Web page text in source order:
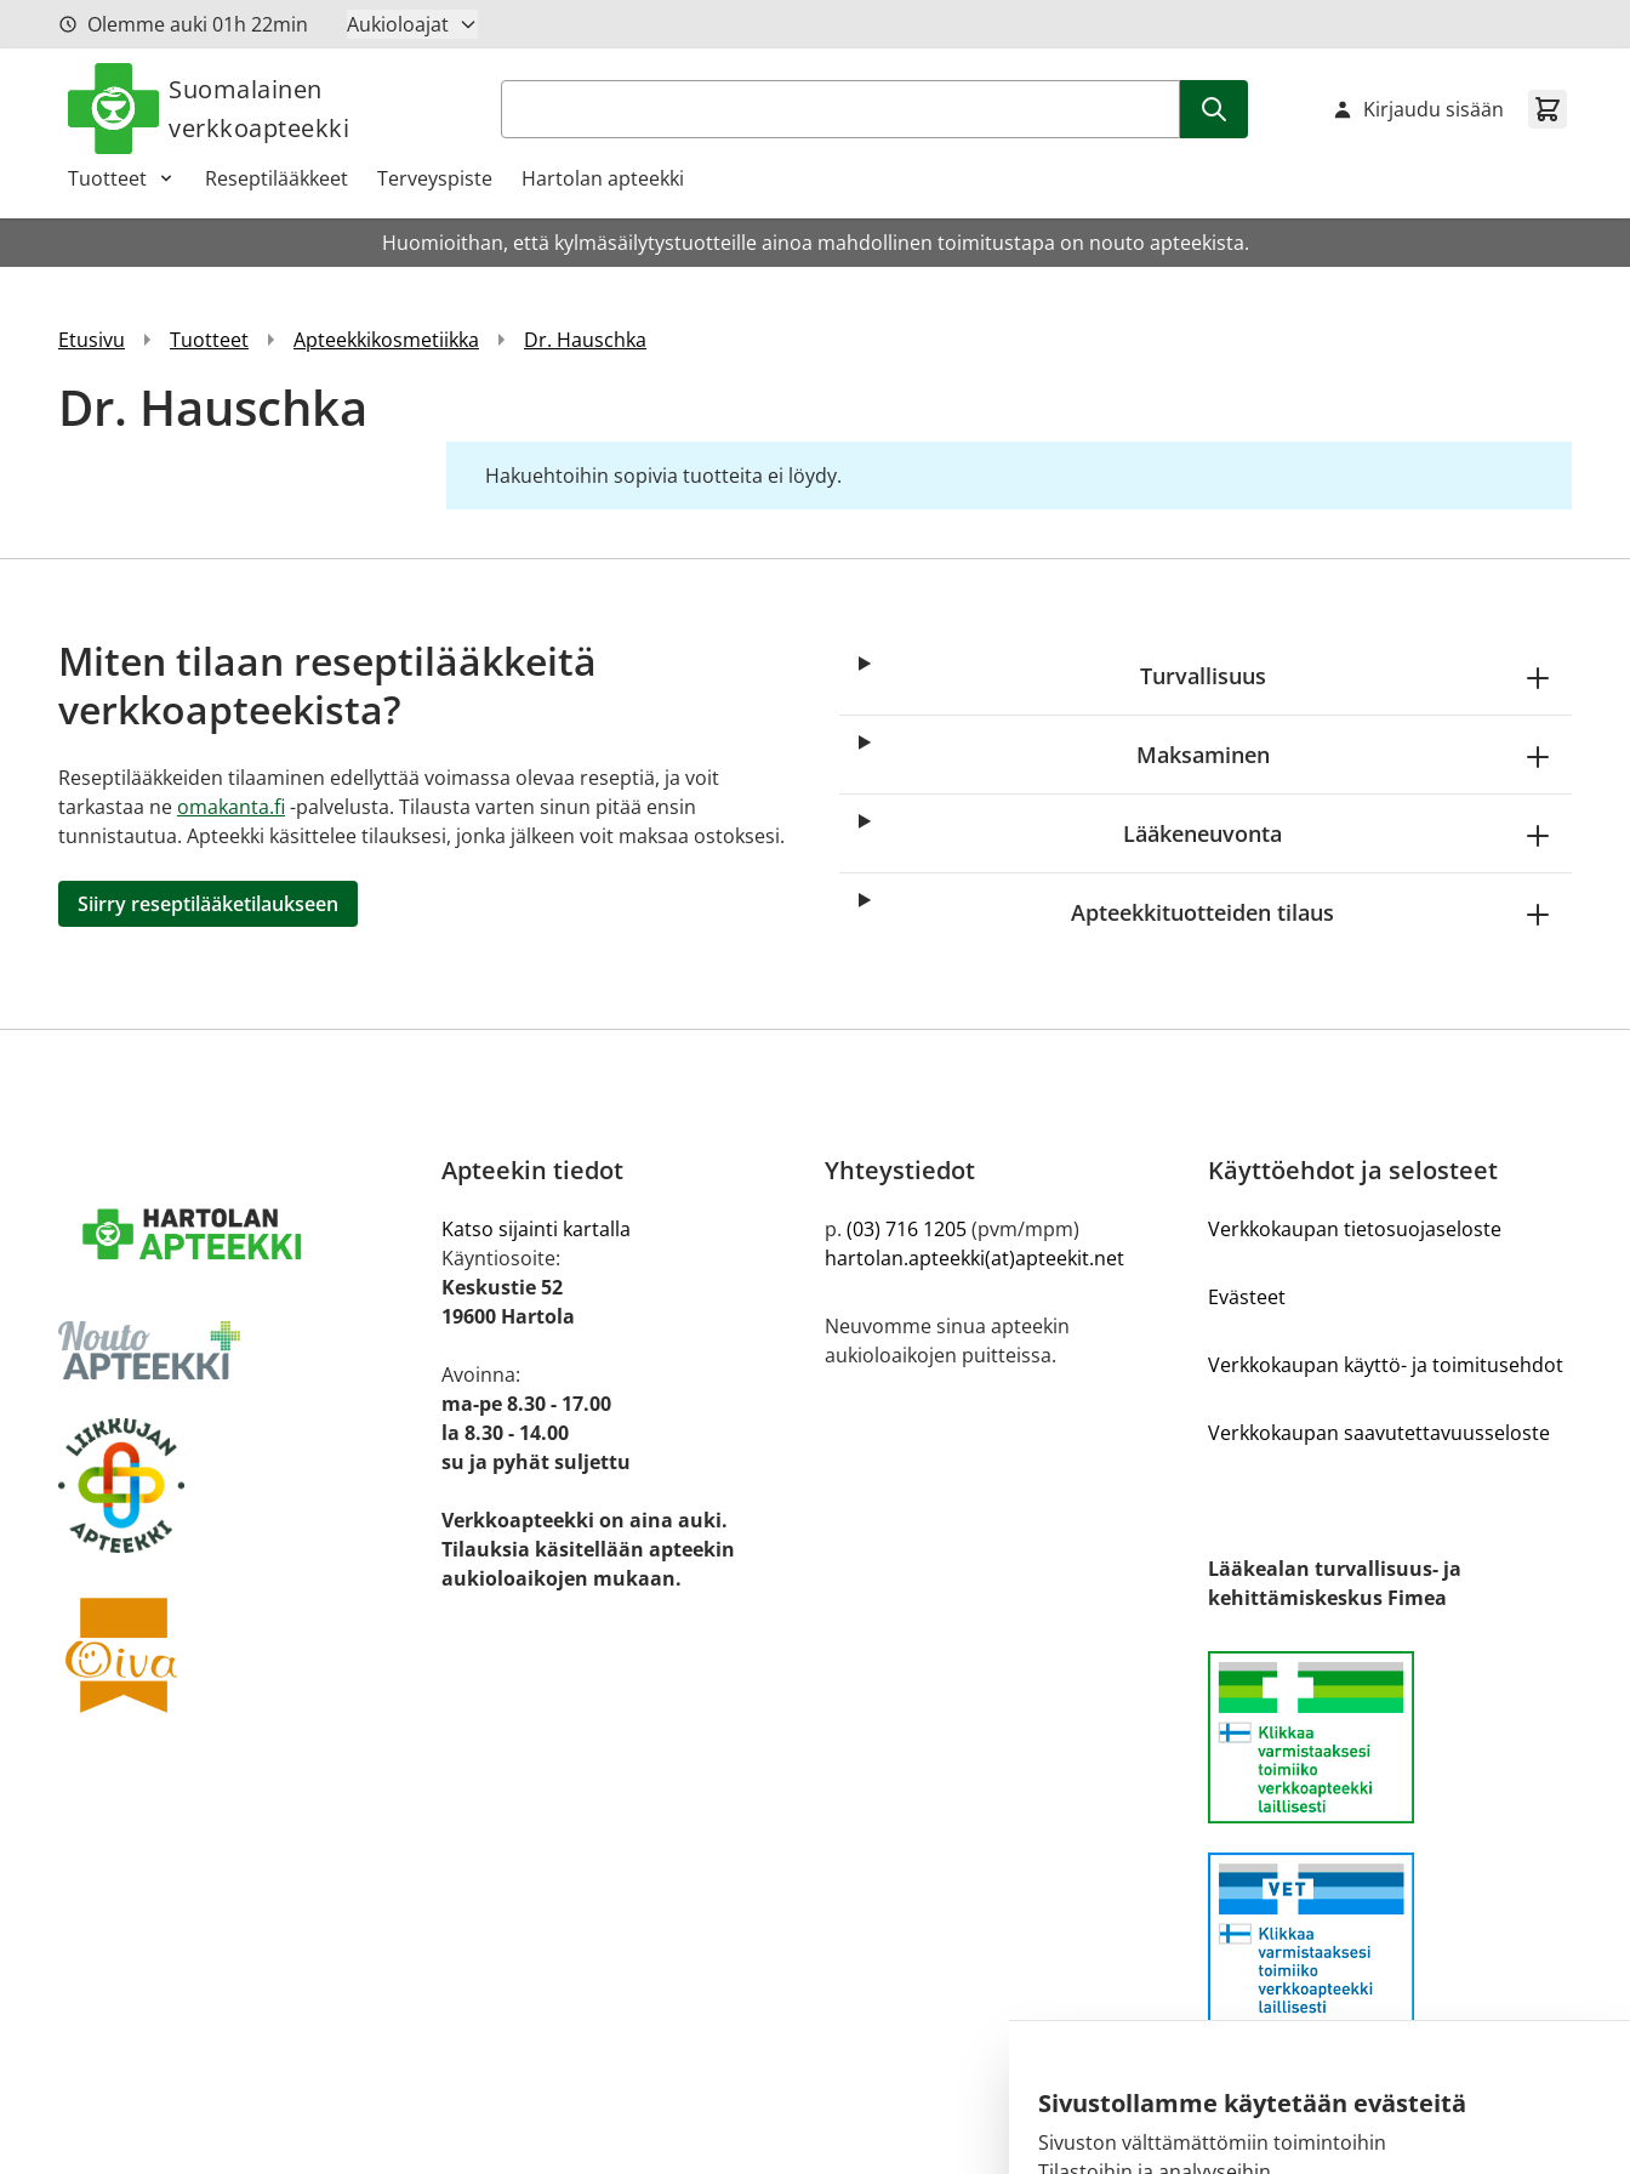
Sivustollamme käytetään evästeitä
Sivuston välttämättömiin toimintoihin
Siirry sisältöönOlemme auki 01h 22min Aukioloajat
Suomalainen
verkkoapteekki
Haku
Tuotteet Reseptilääkkeet Terveyspiste Hartolan apteekki
Kirjaudu sisään
Huomioithan, että kylmäsäilytystuotteille ainoa mahdollinen toimitustapa on nouto apteekista.
Etusivu Tuotteet Apteekkikosmetiikka Dr. Hauschka
Dr. Hauschka
Hakuehtoihin sopivia tuotteita ei löydy.
Miten tilaan reseptilääkkeitä
verkkoapteekista?
Reseptilääkkeiden tilaaminen edellyttää voimassa olevaa reseptiä, ja voit
tarkastaa ne omakanta.fi -palvelusta. Tilausta varten sinun pitää ensin
tunnistautua. Apteekki käsittelee tilauksesi, jonka jälkeen voit maksaa ostoksesi.
Siirry reseptilääketilaukseen
Turvallisuus
Maksaminen
Lääkeneuvonta
Apteekkituotteiden tilaus
Apteekin tiedot
Katso sijainti kartalla
Käyntiosoite:
Keskustie 52
19600 Hartola
Avoinna:
ma-pe 8.30 - 17.00
la 8.30 - 14.00
su ja pyhät suljettu
Verkkoapteekki on aina auki.
Tilauksia käsitellään apteekin
aukioloaikojen mukaan.
Yhteystiedot
p. (03) 716 1205(pvm/mpm)
hartolan.apteekki(at)apteekit.net
Neuvomme sinua apteekin
aukioloaikojen puitteissa.
Käyttöehdot ja selosteet
Verkkokaupan tietosuojaseloste
Evästeet
Verkkokaupan käyttö- ja toimitusehdot
Verkkokaupan saavutettavuusseloste
Lääkealan turvallisuus- ja
kehittämiskeskus Fimea
kirjaamo@fimea.fi